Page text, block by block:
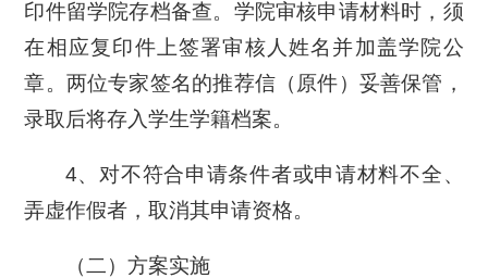
印件留学院存档备查。学院审核申请材料时，须
在相应复印件上签署审核人姓名并加盖学院公
章。两位专家签名的推荐信（原件）妥善保管，
录取后将存入学生学籍档案。
4、对不符合申请条件者或申请材料不全、
弄虚作假者，取消其申请资格。
（二）方案实施